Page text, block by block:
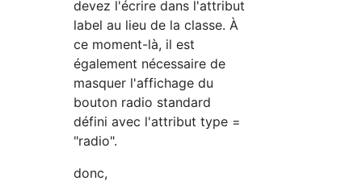
devez l'écrire dans l'attribut
label au lieu de la classe. À
ce moment-là, il est
également nécessaire de
masquer l'affichage du
bouton radio standard
défini avec l'attribut type =
"radio".
donc,